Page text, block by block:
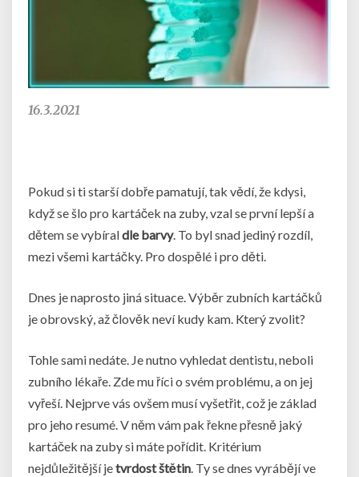
16.3.2021
Pokud si ti starší dobře pamatují, tak vědí, že kdysi,
když se šlo pro kartáček na zuby, vzal se první lepší a
dětem se vybíraldle barvy. To byl snad jediný rozdíl,
mezi všemi kartáčky. Pro dospělé i pro děti.
Dnes je naprosto jiná situace. Výběr zubních kartáčků
je obrovský, až člověk neví kudy kam. Který zvolit?
Tohle sami nedáte. Je nutno vyhledat dentistu, neboli
zubního lékaře. Zde mu říci o svém problému, a on jej
vyřeší. Nejprve vás ovšem musí vyšetřit, což je základ
pro jeho resumé. V něm vám pak řekne přesně jaký
kartáček na zubysi máte pořídit. Kritérium
nejdůležitější jetvrdost štětin. Ty se dnes vyrábějí ve